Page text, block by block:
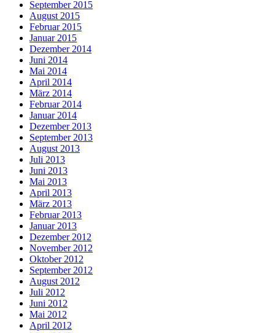
September 2015
August 2015
Februar 2015
Januar 2015
Dezember 2014
Juni 2014
Mai 2014
April 2014
März 2014
Februar 2014
Januar 2014
Dezember 2013
September 2013
August 2013
Juli 2013
Juni 2013
Mai 2013
April 2013
März 2013
Februar 2013
Januar 2013
Dezember 2012
November 2012
Oktober 2012
September 2012
August 2012
Juli 2012
Juni 2012
Mai 2012
April 2012